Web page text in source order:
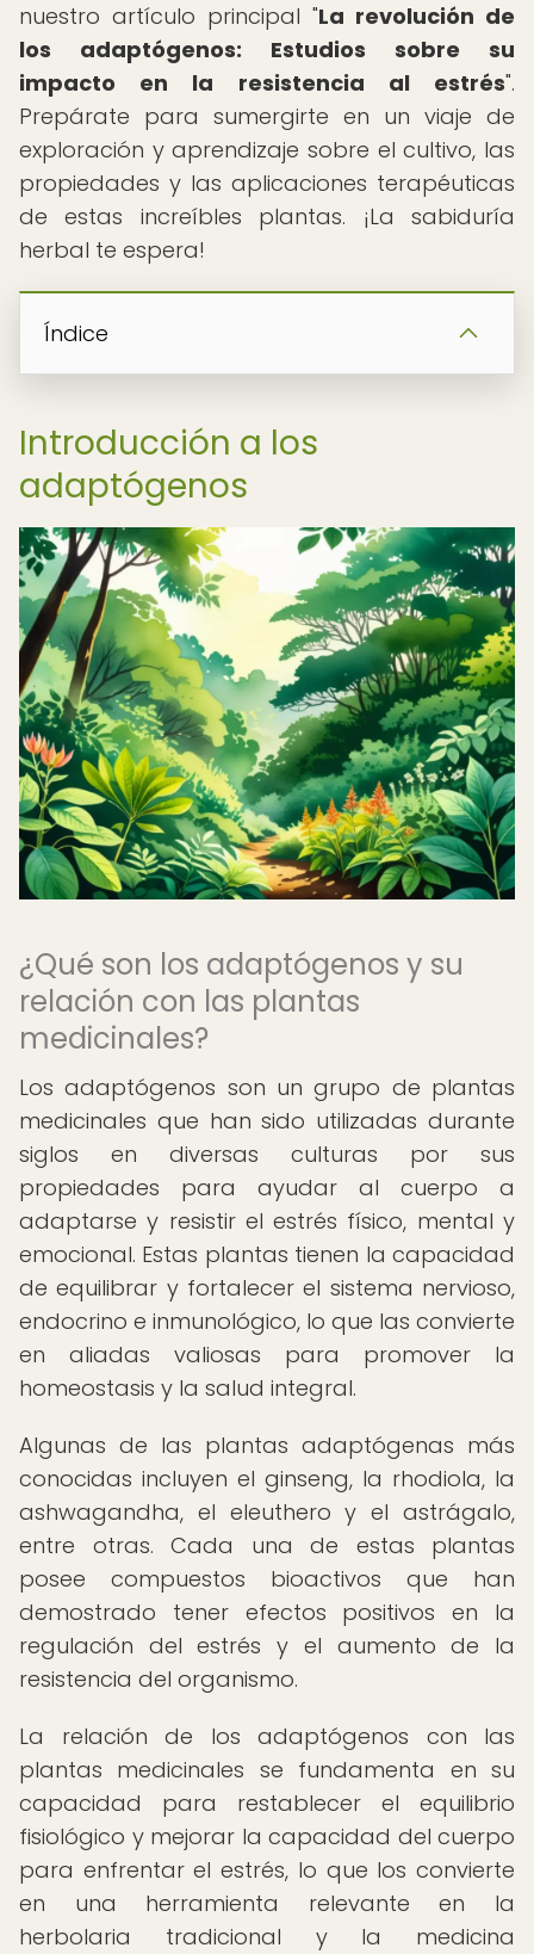
nuestro artículo principal "La revolución de
los adaptógenos: Estudios sobre su
impacto en la resistencia al estrés".
Prepárate para sumergirte en un viaje de
exploración y aprendizaje sobre el cultivo, las
propiedades y las aplicaciones terapéuticas
de estas increíbles plantas. ¡La sabiduría
herbal te espera!
Índice
Introducción a los
adaptógenos
¿Qué son los adaptógenos y su
relación con las plantas
medicinales?
Los adaptógenos son un grupo de plantas
medicinales que han sido utilizadas durante
siglos en diversas culturas por sus
propiedades para ayudar al cuerpo a
adaptarse y resistir el estrés físico, mental y
emocional. Estas plantas tienen la capacidad
de equilibrar y fortalecer el sistema nervioso,
endocrino e inmunológico, lo que las convierte
en aliadas valiosas para promover la
homeostasis y la salud integral.
Algunas de las plantas adaptógenas más
conocidas incluyen el ginseng, la rhodiola, la
ashwagandha, el eleuthero y el astrágalo,
entre otras. Cada una de estas plantas
posee compuestos bioactivos que han
demostrado tener efectos positivos en la
regulación del estrés y el aumento de la
resistencia del organismo.
La relación de los adaptógenos con las
plantas medicinales se fundamenta en su
capacidad para restablecer el equilibrio
fisiológico y mejorar la capacidad del cuerpo
para enfrentar el estrés, lo que los convierte
en una herramienta relevante en la
herbolaria tradicional y la medicina